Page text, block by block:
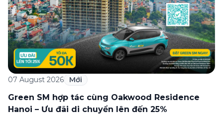
07 August 2026 Mới
Green SM hợp tác cùng Oakwood Residence
Hanoi – Ưu đãi di chuyển lên đến 25%